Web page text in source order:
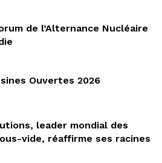
de l’Alternance Nucléaire
Ouvertes 2026
leader mondial des
vide, réaffirme ses racines